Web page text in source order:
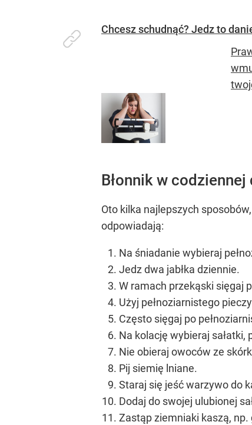
Chcesz schudnąć? Jedz to
Błonnik w codziennej
Oto kilka najlepszych
odpowiadają:
Na śniadanie wybieraj
Jedz dwa jabłka dziennie.
W ramach przekąski sięgaj
Użyj pełnoziarnistego
Często sięgaj po
Na kolację wybieraj sałatki,
Nie obieraj owoców ze
Pij siemię lniane.
Staraj się jeść warzywo do
Dodaj do swojej ulubionej
Zastąp ziemniaki kaszą,